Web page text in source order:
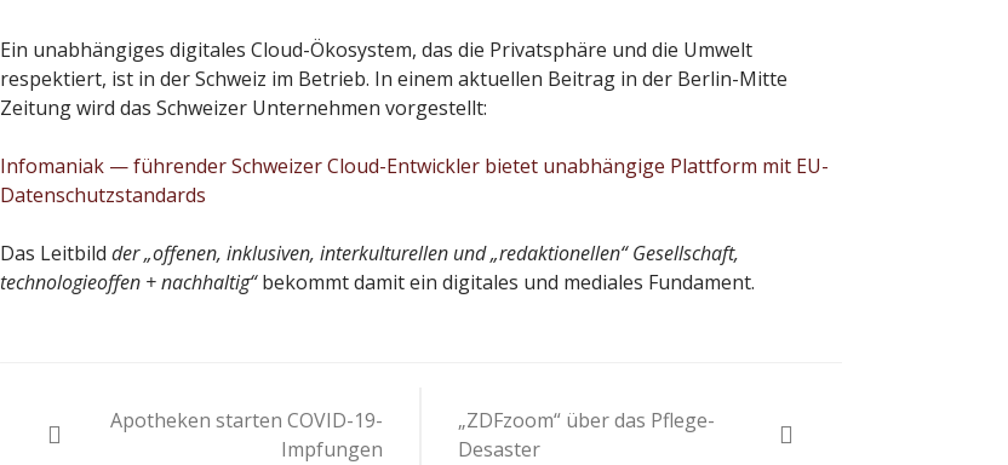
Ein unabhängiges digitales Cloud-Ökosystem, das die Privatsphäre und die Umwelt
respektiert, ist in der Schweiz im Betrieb. In einem aktuellen Beitrag in der Berlin-Mitte
Zeitung wird das Schweizer Unternehmen vorgestellt:
Infomaniak — führender Schweizer Cloud-Entwickler bietet unabhängige Plattform mit EU-
Datenschutzstandards
Das Leitbild der „offenen, inklusiven, interkulturellen und „redaktionellen“ Gesellschaft,
technologieoffen + nachhaltig“bekommt damit ein digitales und mediales Fundament.
Apotheken starten COVID-19-
Impfungen
„ZDFzoom“ über das Pflege-
Desaster